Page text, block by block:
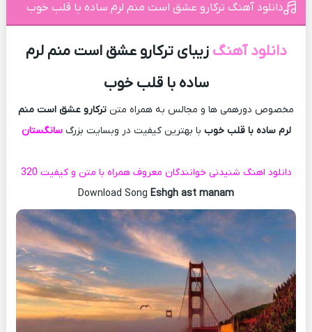
دانلود آهنگ ترکارو عشق است منم لرم ساده با قلب خوب
دانلود آهنگ زیبای ترکارو عشق است منم لرم
ساده با قلب خوب
مخصوص دورهمی ها و مجالس به همراه متن ترکارو عشق است منم
لرم ساده با قلب خوب با بهترین کیفیت در وبسایت بزرگسانگستان
دانلود اهنگ شنیدنی خوانندگان معروف همراه با متن و کیفیت 320
Download Song Eshgh ast manam